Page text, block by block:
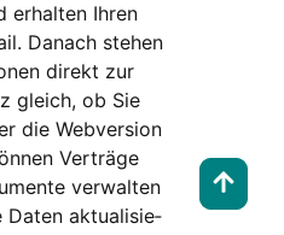
erhal­ten Ihren
Danach ste­hen
direkt zur
gleich, ob Sie
die Web­ver­si­on
Ver­trä­ge
ver­wal­ten
Daten aktua­li­sie­